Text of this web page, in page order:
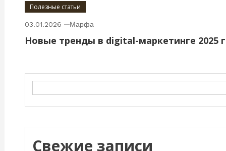
Полезные статьи
03.01.2026 Марфа
Новые тренды в digital-маркетинге 2025
Свежие записи